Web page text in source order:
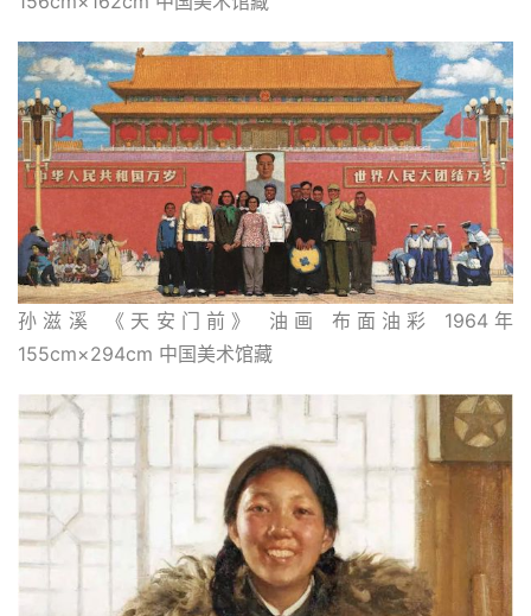
孙滋溪 《天安门前》 油画 布面油彩 1964年
155cm×294cm 中国美术馆藏